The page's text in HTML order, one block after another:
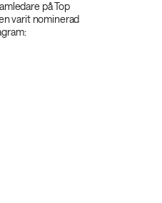
på Top
varit nominerad